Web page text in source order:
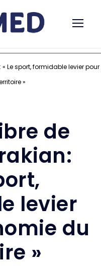
Le sport, formidable levier pour
»
de
levier
du
»